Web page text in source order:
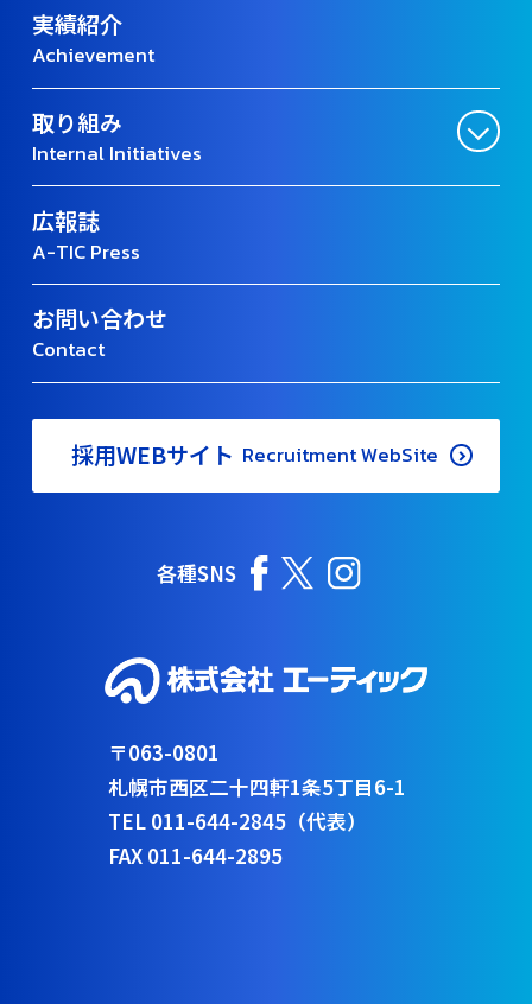
実績紹介
Achievement
取り組み
Internal Initiatives
広報誌
A-TIC Press
お問い合わせ
Contact
採用WEBサイト Recruitment WebSite
各種SNS
〒063-0801
札幌市西区二十四軒1条5丁目6-1
TEL 011-644-2845（代表）
FAX 011-644-2895